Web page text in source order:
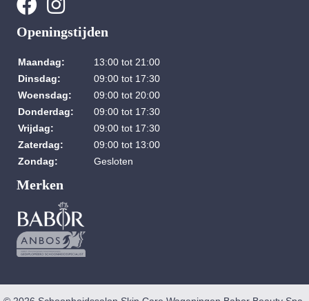
Openingstijden
Maandag:
13:00 tot 21:00
Dinsdag:
09:00 tot 17:30
Woensdag:
09:00 tot 20:00
Donderdag:
09:00 tot 17:30
Vrijdag:
09:00 tot 17:30
Zaterdag:
09:00 tot 13:00
Zondag:
Gesloten
Merken